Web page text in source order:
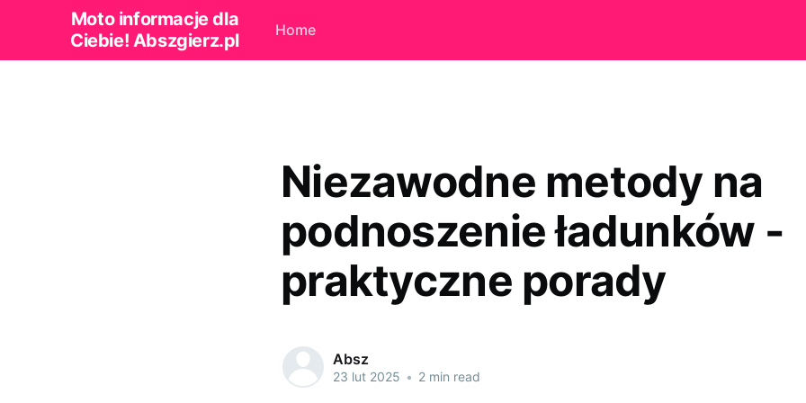
Moto informacje dla
Ciebie! Abszgierz.pl
Home
Niezawodne metody na
podnoszenie ładunków -
praktyczne porady
Absz
23 lut 2025 • 2 min read